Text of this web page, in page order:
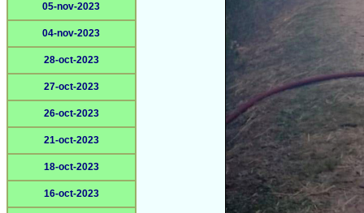
05-nov-2023
04-nov-2023
28-oct-2023
27-oct-2023
26-oct-2023
21-oct-2023
18-oct-2023
16-oct-2023